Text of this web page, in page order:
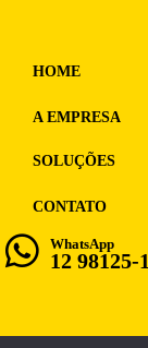
HOME
A EMPRESA
SOLUÇÕES
CONTATO
WhatsApp
12 98125-